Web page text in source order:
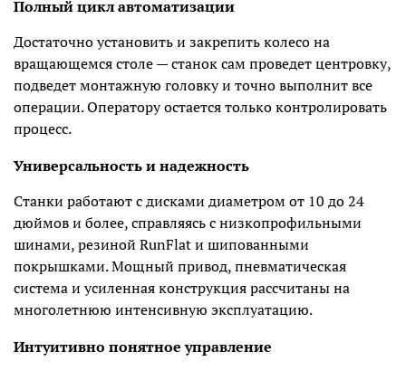
Полный цикл автоматизации
Достаточно установить и закрепить колесо на
вращающемся столе — станок сам проведет центровку,
подведет монтажную головку и точно выполнит все
операции. Оператору остается только контролировать
процесс.
Универсальность и надежность
Станки работают с дисками диаметром от 10 до 24
дюймов и более, справляясь с низкопрофильными
шинами, резиной RunFlat и шипованными
покрышками. Мощный привод, пневматическая
система и усиленная конструкция рассчитаны на
многолетнюю интенсивную эксплуатацию.
Интуитивно понятное управление